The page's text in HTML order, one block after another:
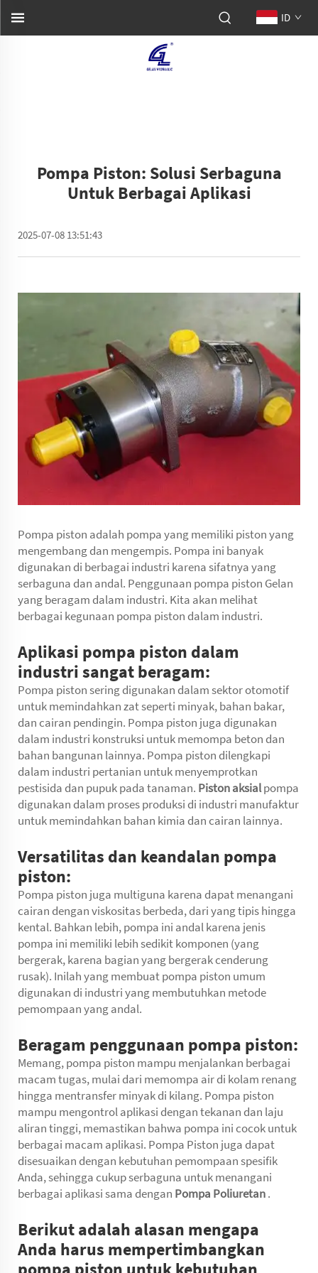
ID
Pompa Piston: Solusi Serbaguna
Untuk Berbagai Aplikasi
2025-07-08 13:51:43
Pompa piston adalah pompa yang memiliki piston yang
mengembang dan mengempis. Pompa ini banyak
digunakan di berbagai industri karena sifatnya yang
serbaguna dan andal. Penggunaan pompa piston Gelan
yang beragam dalam industri. Kita akan melihat
berbagai kegunaan pompa piston dalam industri.
Aplikasi pompa piston dalam
industri sangat beragam:
Pompa piston sering digunakan dalam sektor otomotif
untuk memindahkan zat seperti minyak, bahan bakar,
dan cairan pendingin. Pompa piston juga digunakan
dalam industri konstruksi untuk memompa beton dan
bahan bangunan lainnya. Pompa piston dilengkapi
dalam industri pertanian untuk menyemprotkan
pestisida dan pupuk pada tanaman. Piston aksialpompa
digunakan dalam proses produksi di industri manufaktur
untuk memindahkan bahan kimia dan cairan lainnya.
Versatilitas dan keandalan pompa
piston:
Pompa piston juga multiguna karena dapat menangani
cairan dengan viskositas berbeda, dari yang tipis hingga
kental. Bahkan lebih, pompa ini andal karena jenis
pompa ini memiliki lebih sedikit komponen (yang
bergerak, karena bagian yang bergerak cenderung
rusak). Inilah yang membuat pompa piston umum
digunakan di industri yang membutuhkan metode
pemompaan yang andal.
Beragam penggunaan pompa piston:
Memang, pompa piston mampu menjalankan berbagai
macam tugas, mulai dari memompa air di kolam renang
hingga mentransfer minyak di kilang. Pompa piston
mampu mengontrol aplikasi dengan tekanan dan laju
aliran tinggi, memastikan bahwa pompa ini cocok untuk
berbagai macam aplikasi. Pompa Piston juga dapat
disesuaikan dengan kebutuhan pemompaan spesifik
Anda, sehingga cukup serbaguna untuk menangani
berbagai aplikasi sama dengan Pompa Poliuretan.
Berikut adalah alasan mengapa
Anda harus mempertimbangkan